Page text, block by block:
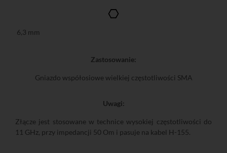
6,3 mm
Zastosowanie:
Gniazdo współosiowe wielkiej częstotliwości SMA
Uwagi:
Złącze jest stosowane w technice wysokiej częstotliwości do
11 GHz, przy impedancji 50 Om i pasuje na kabel H-155.